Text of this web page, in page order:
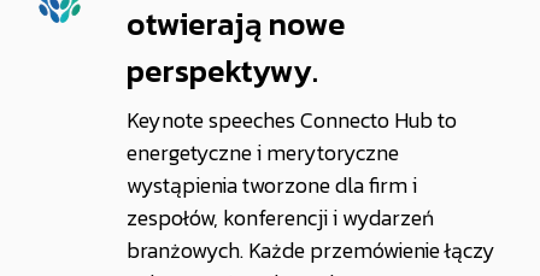
otwierają nowe
perspektywy.
Keynote speeches Connecto Hub to
energetyczne i merytoryczne
wystąpienia tworzone dla firm i
zespołów, konferencji i wydarzeń
branżowych. Każde przemówienie łączy